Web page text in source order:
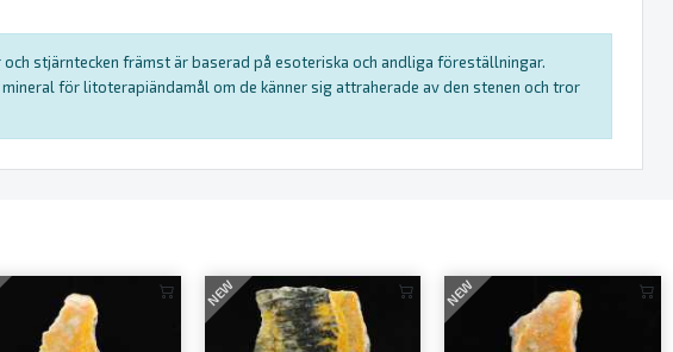
stjärntecken främst är baserad på esoteriska och andliga föreställningar.
för litoterapiändamål om de känner sig attraherade av den stenen och tror
NEW NEW